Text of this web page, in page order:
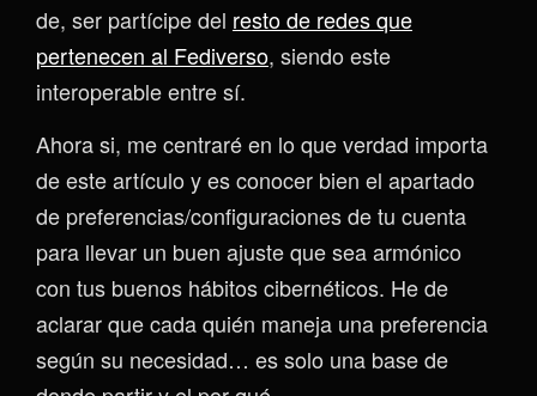
de, ser partícipe del resto de redes que
pertenecen al Fediverso, siendo este
interoperable entre sí.
Ahora si, me centraré en lo que verdad importa
de este artículo y es conocer bien el apartado
de preferencias/configuraciones de tu cuenta
para llevar un buen ajuste que sea armónico
con tus buenos hábitos cibernéticos. He de
aclarar que cada quién maneja una preferencia
según su necesidad… es solo una base de